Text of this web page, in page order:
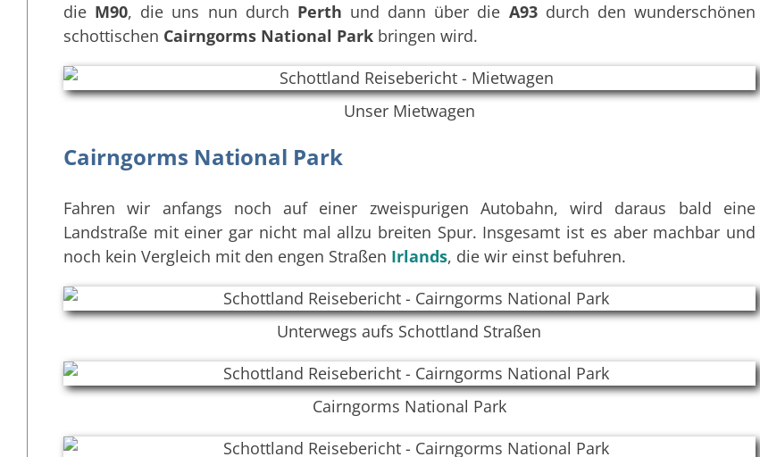
die M90, die uns nun durch Perth und dann über die A93durch den wunderschönen
schottischen Cairngorms National Parkbringen wird.
Unser Mietwagen
Cairngorms National Park
Fahren wir anfangs noch auf einer zweispurigen Autobahn, wird daraus bald eine
Landstraße mit einer gar nicht mal allzu breiten Spur. Insgesamt ist es aber machbar und
noch kein Vergleich mit den engen Straßen Irlands, die wir einst befuhren.
Unterwegs aufs Schottland Straßen
Cairngorms National Park